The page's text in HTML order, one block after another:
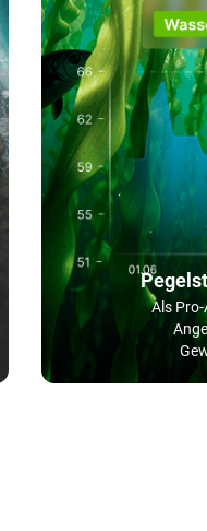
Als